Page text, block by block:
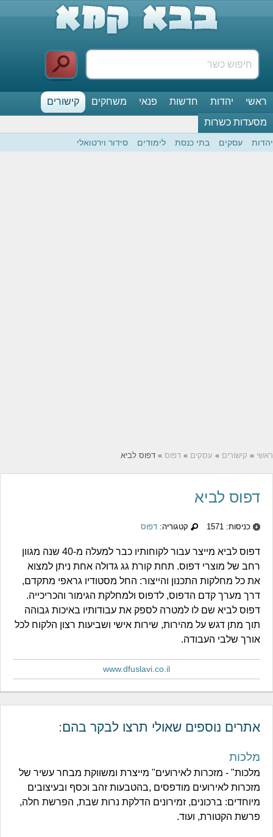
ראשי יהדות חדשות פנאי משחקים
קישורים
מסעדות כשרות
יהדות עסקים בתי כנסת לימודים סידור וירטואלי
ראשי » קישורים » עסקים » דפוס » דפוס לביא
דפוס לביא
כניסות: 1571 קטגוריה: דפוס
דפוס לביא מייצר עבור לקוחותיו כבר למעלה מ-40 שנה מגוון
רחב של מוצרי דפוס. תחת קורת גג גדולה אחת ניתן למצוא
את כל מחלקות התכנון והייצור: החל מסטודיו גראפי מתקדם,
דרך מערך קדם הדפוס, לדפוס ולמחלקת הגימור והכריכייה.
דפוס לביא שם לו למטרה לספק את עבודותיו באיכות גבוהה
תוך מתן דגש על מהירות, שירות אישי ושביעות רצון הלקוח לכל
אורך שלבי העבודה.
www.dfuslavi.co.il
אתרים נוספים שאולי תרצו לבקר בהם:
מלכות
מלכות" - מזכרות לאירועים" מייצרת ומשווקת מבחר עשיר של
מזכרות לאירועים מודפסים ,בהטבעות זהב וכסף ובעיצובים
מיוחדים: ברכונים, זמירונים הדלקת נרות שבת, הפרשת חלה,
פרשת הקטורת, ועוד.